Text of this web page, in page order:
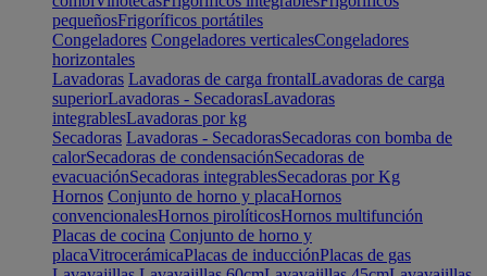
pequeñosFrigoríficos portátiles
Congeladores Congeladores verticalesCongeladores
horizontales
Lavadoras Lavadoras de carga frontalLavadoras de carga
superiorLavadoras - SecadorasLavadoras
integrablesLavadoras por kg
Secadoras Lavadoras - SecadorasSecadoras con bomba de
calorSecadoras de condensaciónSecadoras de
evacuaciónSecadoras integrablesSecadoras por Kg
Hornos Conjunto de horno y placaHornos
convencionalesHornos pirolíticosHornos multifunción
Placas de cocina Conjunto de horno y
placaVitrocerámicaPlacas de inducciónPlacas de gas